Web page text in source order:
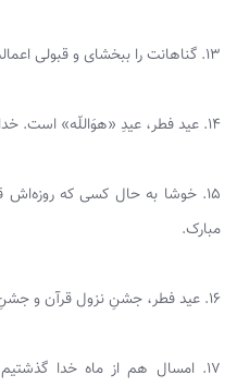
۱۳. گناهانت را ببخشای و قبولی اعمالت را نصیبمان کن. عید فطر مبارک.
۱۴. عید فطر، عیدِ «هوَاللّه» است. خداوند دلت را از هر غیرِ او خالی کند.
۱۵. خوشا به حال کسی که
مبارک.
۱۶. عید فطر، جشنِ نزول قرآن و جشنِ بندگی است. مبارکت باشد.
۱۷. امسال هم از ماه خدا